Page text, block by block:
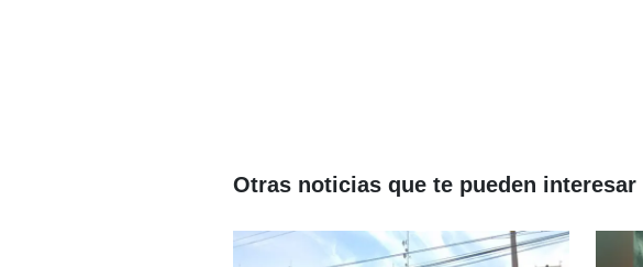
Otras noticias que te pueden interesar